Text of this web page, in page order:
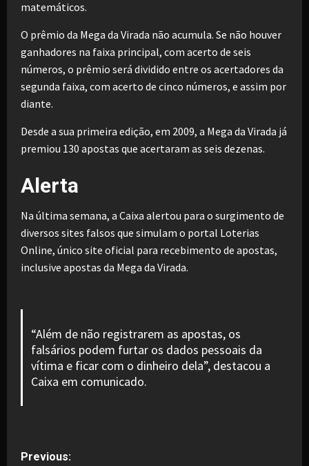
matemáticos.
O prêmio da Mega da Virada não acumula. Se não houver
ganhadores na faixa principal, com acerto de seis
números, o prêmio será dividido entre os acertadores da
segunda faixa, com acerto de cinco números, e assim por
diante.
Desde a sua primeira edição, em 2009, a Mega da Virada já
premiou 130 apostas que acertaram as seis dezenas.
Alerta
Na última semana, a Caixa alertou para o surgimento de
diversos sites falsos que simulam o portal Loterias
Online, único site oficial para recebimento de apostas,
inclusive apostas da Mega da Virada.
“Além de não registrarem as apostas, os
falsários podem furtar os dados pessoais da
vítima e ficar com o dinheiro dela”, destacou a
Caixa em comunicado.
P
Previous: